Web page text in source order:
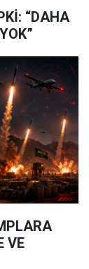
“DAHA
VE